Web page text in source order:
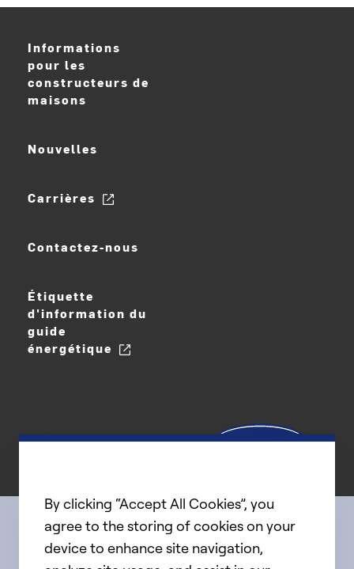
Informations
pour les
constructeurs de
maisons
Nouvelles
Carrières
Contactez-nous
Étiquette
d'information du
guide
énergétique
Connect with us
By clicking “Accept All Cookies”, you
agree to the storing of cookies on your
device to enhance site navigation,